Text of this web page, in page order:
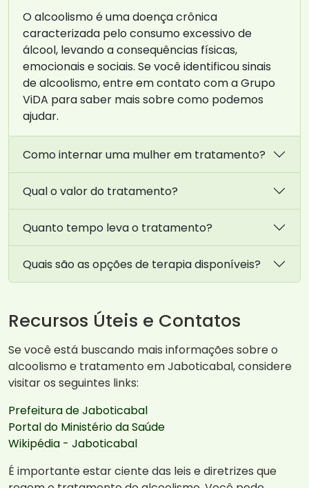
O alcoolismo é uma doença crônica
caracterizada pelo consumo excessivo de
álcool, levando a consequências físicas,
emocionais e sociais. Se você identificou sinais
de alcoolismo, entre em contato com a Grupo
ViDA para saber mais sobre como podemos
ajudar.
Como internar uma mulher em tratamento?
Qual o valor do tratamento?
Quanto tempo leva o tratamento?
Quais são as opções de terapia disponíveis?
Recursos Úteis e Contatos
Se você está buscando mais informações sobre o
alcoolismo e tratamento em Jaboticabal, considere
visitar os seguintes links:
Prefeitura de Jaboticabal
Portal do Ministério da Saúde
Wikipédia - Jaboticabal
É importante estar ciente das leis e diretrizes que